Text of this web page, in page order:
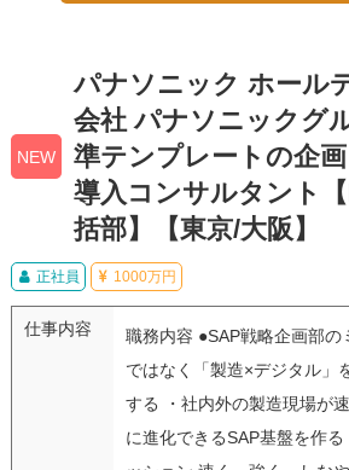
NEW
パナソニック ホール
会社 パナソニックグ
準テンプレートの企
導入コンサルタント
括部】【東京/大阪】
正社員 1000万円
仕事内容
職務内容 ●SAP戦略企画部
ではなく「製造×デジタル」
する ・社内外の製造現場が
に進化できるSAP基盤を作る